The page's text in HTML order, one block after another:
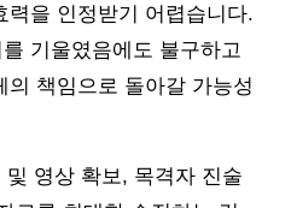
력을 인정받기 어렵습니다.
기울였음에도 불구하고
의 책임으로 돌아갈 가능성
영상 확보, 목격자 진술